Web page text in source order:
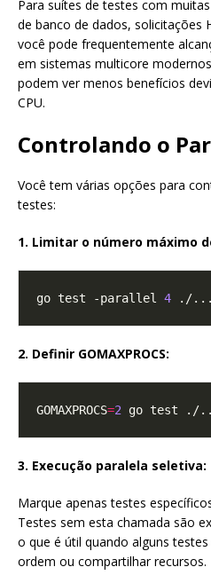
Para suítes de testes com
de banco de dados, solicitações
você pode frequentemente
em sistemas multicore
podem ver menos benefícios
CPU.
Controlando o
Você tem várias opções para
testes:
1. Limitar o número máximo
go test -parallel 4
2. Definir GOMAXPROCS:
GOMAXPROCS=2
3. Execução paralela seletiva:
Marque apenas testes
Testes sem esta chamada são
o que é útil quando alguns
ordem ou compartilhar recursos.